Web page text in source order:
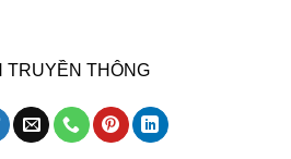
TRUYỀN THÔNG